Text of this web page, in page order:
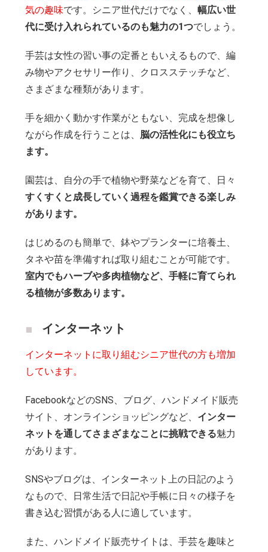
気の趣味です。シニア世代だけでなく、 幅広い世
代に受け入れられているのも魅力の1つでしょう。
手芸は女性の習い事の定番ともいえるもので、編
み物やアクセサリー作り、クロスステッチなど、
さまざまな種類があります。
手を細かく動かす作業がともない、完成を想像し
ながら作成を行うことは、 脳の活性化にも役立ち
ます。
園芸は、自分の手で植物や野菜などを育て、日々
すくすくと成長していく過程を鑑賞できる楽しみ
があります。
はじめるのも簡単で、鉢やプランターに培養土、
タネや苗を準備すれば取り組むことが可能です。
室内でもハーブや多肉植物など、手軽に育てられ
る植物が多数あります。
インターネット
インターネットに取り組むシニア世代の方も増加
しています。
FacebookなどのSNS、ブログ、ハンドメイド販売
サイト、オンラインショッピングなど、 インター
ネットを通してさまざまなことに挑戦できる魅力
があります。
SNSやブログは、インターネット上の日記のよう
なもので、日常生活で日記や手帳に日々の様子を
書き込む習慣がある人に適しています。
また、ハンドメイド販売サイトは、手芸を趣味と